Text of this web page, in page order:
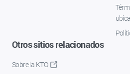
Otros sitios relacionados
Sobre la KTO